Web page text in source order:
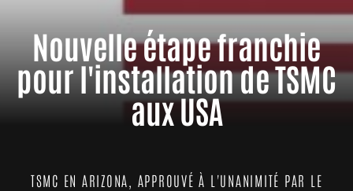
Nouvelle étape franchie
pour l'installation de TSMC
aux USA
TSMC EN ARIZONA, APPROUVÉ À L'UNANIMITÉ PAR LE